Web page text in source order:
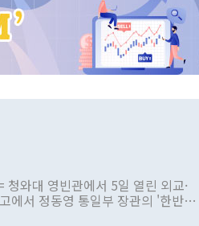
와대 영빈관에서 5일 열린 외교·
에서 정동영 통일부 장관의 '한반도